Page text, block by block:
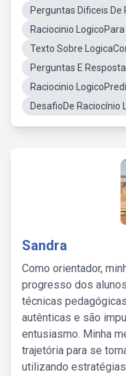
Perguntas Dificeis De
Raciocinio
Texto Sobre
Perguntas E
Raciocinio
DesafioDe Raciocínio
Sandra
Como orientador,
progresso dos
técnicas
autênticas e são
entusiasmo. Minha
trajetória para se
utilizando